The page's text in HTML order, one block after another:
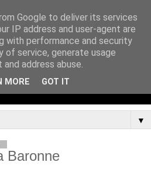
▼
Baronne
Google to deliver its services
IP address and user-agent are
with performance and security
of service, generate usage
address abuse.
MORE GOT IT